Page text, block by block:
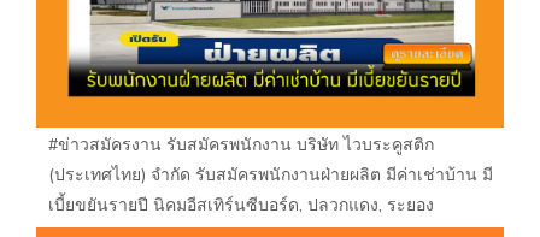
#ข่าวสมัครงาน รับสมัครพนักงาน บริษัท ไวบระคูสติก
(ประเทศไทย) จำกัด รับสมัครพนักงานฝ่ายผลิต มีค่าเช่าบ้าน มี
เบี้ยขยันรายปี นิคมอีสเทิร์นซีบอร์ด, ปลวกแดง, ระยอง